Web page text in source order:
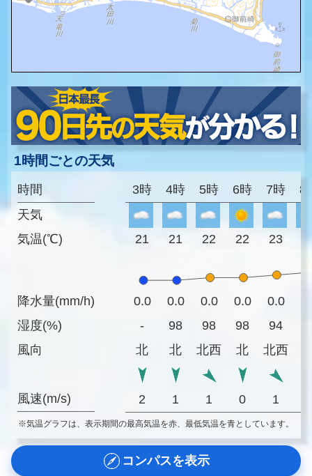
1時間ごとの天気
時間
天気
気温(℃)
降水量(mm/h)
湿度(%)
風向
風速(m/s)
3時 4時 5時 6時 7時 8
21 21 22 22 23
0.0 0.0 0.0 0.0 0.0
-
98 98 98 94
北
北 北西 北 北西
2 1 1 0 1
※気温グラフは、表示期間の最高気温を赤、最低気温を青としています。
コンパスを表示